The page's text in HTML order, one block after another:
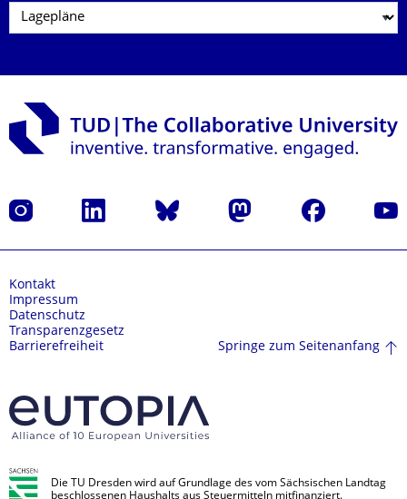
Instagram LinkedIn Bluesky Mastodon Facebook
Kontakt
Impressum
Datenschutz
Transparenzgesetz
Barrierefreiheit
Springe zum Seitenanfang
Die TU Dresden wird auf Grundlage des vom Sächsischen Landtag